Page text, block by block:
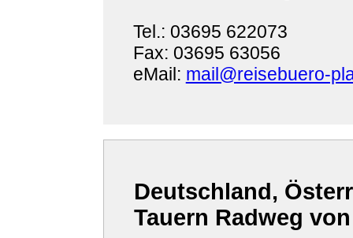
Tel.: 03695 622073
Fax: 03695 63056
eMail: mail@reisebuero-
Deutschland,
Tauern Radweg